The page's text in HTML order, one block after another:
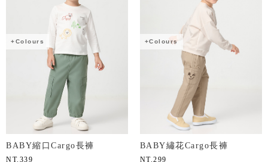
+Colours
BABY縮口Cargo長褲
NT. 339
+Colours
BABY繡花Cargo長褲
NT.299